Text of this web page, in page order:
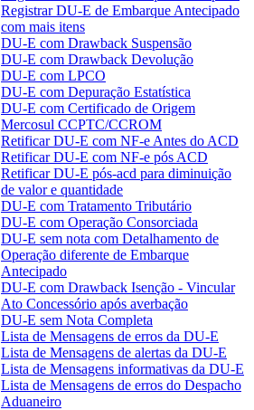
Registrar DU-E de Embarque Antecipado
com mais itens
DU-E com Drawback Suspensão
DU-E com Drawback Devolução
DU-E com LPCO
DU-E com Depuração Estatística
DU-E com Certificado de Origem
Mercosul CCPTC/CCROM
Retificar DU-E com NF-e Antes do ACD
Retificar DU-E com NF-e pós ACD
Retificar DU-E pós-acd para diminuição
de valor e quantidade
DU-E com Tratamento Tributário
DU-E com Operação Consorciada
DU-E sem nota com Detalhamento de
Operação diferente de Embarque
Antecipado
DU-E com Drawback Isenção - Vincular
Ato Concessório após averbação
DU-E sem Nota Completa
Lista de Mensagens de erros da DU-E
Lista de Mensagens de alertas da DU-E
Lista de Mensagens informativas da DU-E
Lista de Mensagens de erros do Despacho
Aduaneiro